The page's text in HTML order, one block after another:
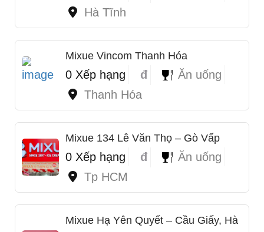
Hà Tĩnh
Mixue Vincom Thanh Hóa
0 Xếp hạng đ
Ăn uống
Thanh Hóa
Mixue 134 Lê Văn Thọ – Gò Vấp
0 Xếp hạng đ
Ăn uống
Tp HCM
Mixue Hạ Yên Quyết – Cầu Giấy, Hà